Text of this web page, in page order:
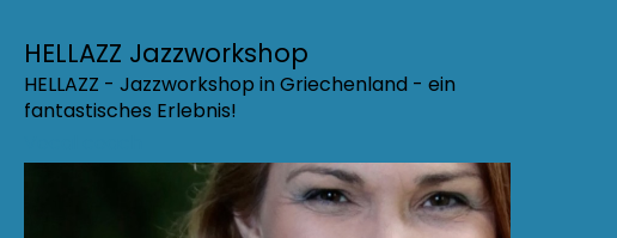
HELLAZZ Jazzworkshop
HELLAZZ - Jazzworkshop in Griechenland - ein
fantastisches Erlebnis!